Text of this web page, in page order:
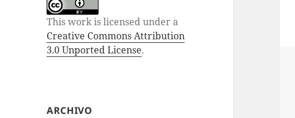
This work is licensed under a
Creative Commons Attribution
3.0 Unported License.
ARCHIVO